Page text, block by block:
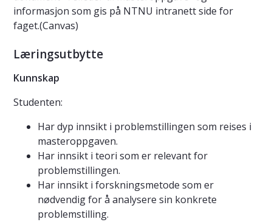
informasjon som gis på NTNU intranett side for
faget.(Canvas)
Læringsutbytte
Kunnskap
Studenten:
Har dyp innsikt i problemstillingen som reises i
masteroppgaven.
Har innsikt i teori som er relevant for
problemstillingen.
Har innsikt i forskningsmetode som er
nødvendig for å analysere sin konkrete
problemstilling.